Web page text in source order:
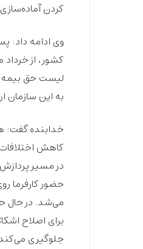
کردن
لیست حق بیمه
به این سازمان
خدابنده گفت:
کاهش اختلافات
در مسیر
حضور کارفرما
می‌شد. در حال
برای اصلاح
جلوگیری